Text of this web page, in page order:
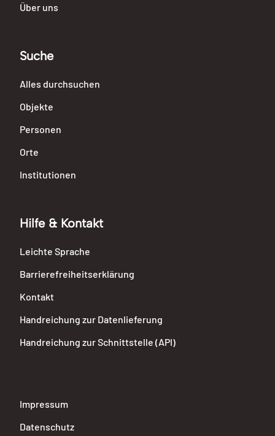
Über uns
Suche
Alles durchsuchen
Objekte
Personen
Orte
Institutionen
Hilfe & Kontakt
Leichte Sprache
Barrierefreiheitserklärung
Kontakt
Handreichung zur Datenlieferung
Handreichung zur Schnittstelle (API)
Impressum
Datenschutz